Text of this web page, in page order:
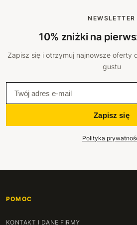
NEWSLETTER
10% zniżki na
Zapisz się i otrzymuj najnowsze oferty
gustu
Zapisz się
Polityka
POMOC
KONTAKT I DANE FIRMY